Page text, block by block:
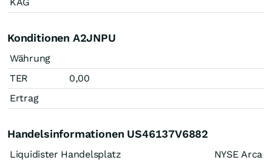
Konditionen A2JNPU
Währung
TER
0,00
Ertrag
Handelsinformationen US46137V6882
Liquidister Handelsplatz NYSE Arca